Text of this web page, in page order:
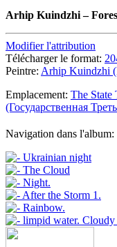
Arhip Kuindzhi–
Modifier l'attribution
Télécharger le format:
Peintre: Arhip Kuindzhi
Emplacement: The State
(Государственная
Navigation dans l'album: